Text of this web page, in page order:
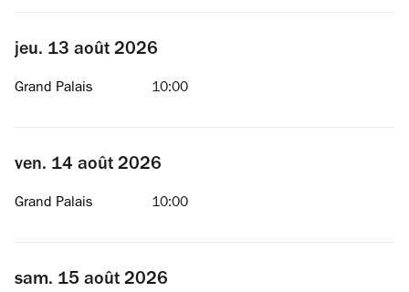
jeu. 13 août 2026
Grand Palais 10:00
ven. 14 août 2026
Grand Palais 10:00
sam. 15 août 2026